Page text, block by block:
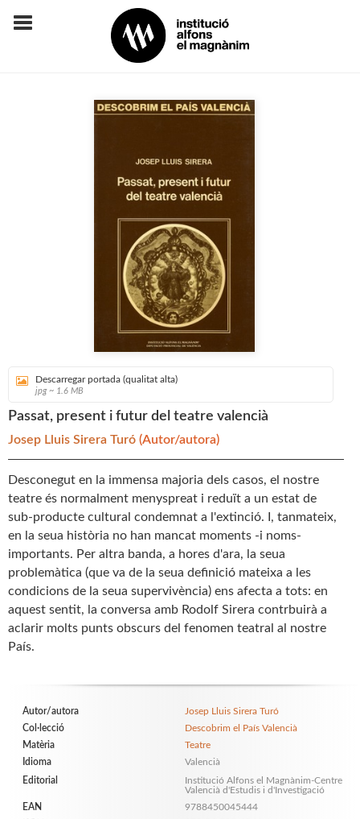
Descarregar portada (qualitat alta)
jpg ~ 1.6 MB
Passat, present i futur del teatre valencià
Josep Lluis Sirera Turó (Autor/autora)
Desconegut en la immensa majoria dels casos, el nostre
teatre és normalment menyspreat i reduït a un estat de
sub-producte cultural condemnat a l'extinció. I, tanmateix,
en la seua història no han mancat moments -i noms-
importants. Per altra banda, a hores d'ara, la seua
problemàtica (que va de la seua definició mateixa a les
condicions de la seua supervivència) ens afecta a tots: en
aquest sentit, la conversa amb Rodolf Sirera contrbuirà a
aclarir molts punts obscurs del fenomen teatral al nostre
País.
Autor/autora
Josep Lluis Sirera Turó
Col·lecció
Descobrim el País Valencià
Matèria
Teatre
Idioma
Valencià
Editorial
Institució Alfons el Magnànim-Centre
Valencià d'Estudis i d'Investigació
EAN
9788450045444